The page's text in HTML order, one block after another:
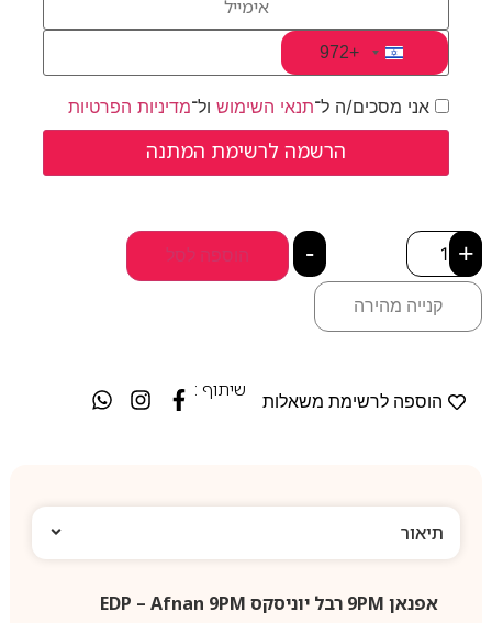
Israel +972
+972
אני מסכים/ה ל־תנאי השימושול־מדיניות הפרטיות
- + הוספה לסל
קנייה מהירה
הוספה לרשימת משאלות
שיתוף :
תיאור
אפנאן 9PM רבל יוניסקס EDP – Afnan 9PM